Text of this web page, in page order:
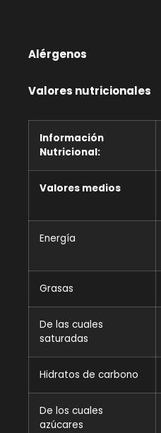
Alérgenos
Valores nutricionales
Información
Nutricional:
Valores medios
Energía
Grasas
De las cuales
saturadas
Hidratos de carbono
De los cuales
azúcares